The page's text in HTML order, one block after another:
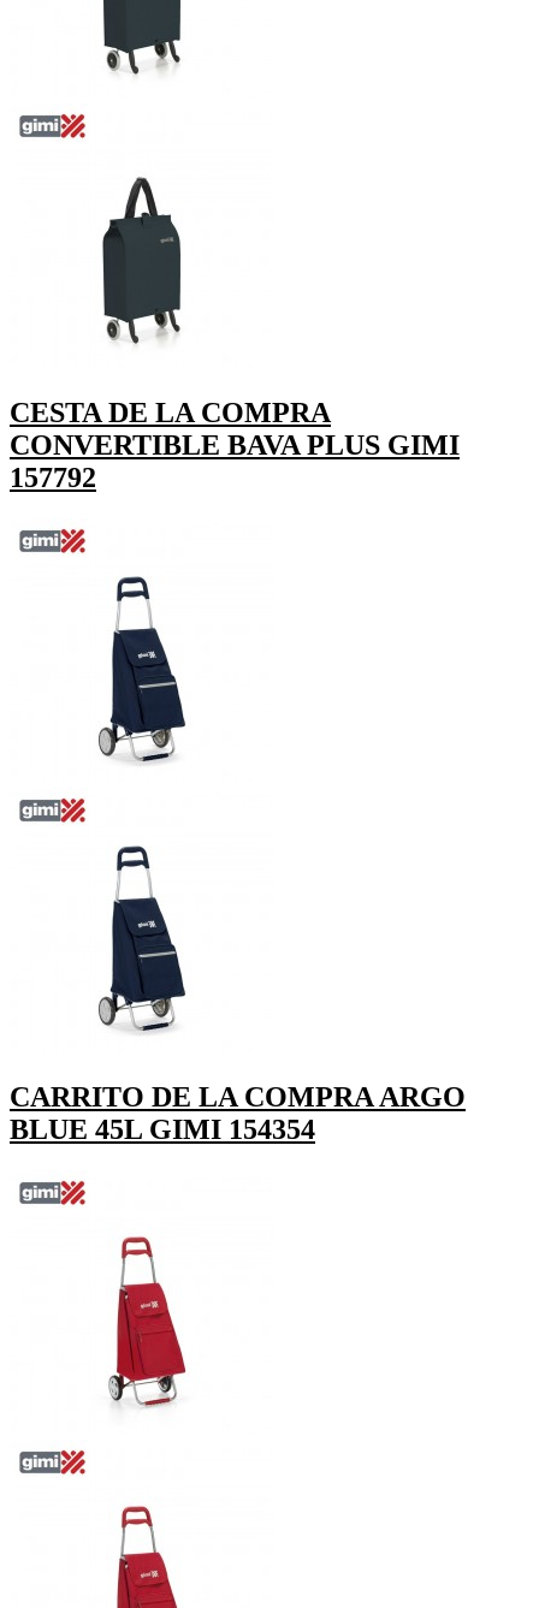
CESTA DE LA COMPRA
CONVERTIBLE BAVA PLUS GIMI
157792
CARRITO DE LA COMPRA ARGO
BLUE 45L GIMI 154354